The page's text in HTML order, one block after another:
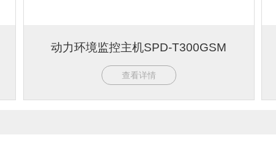
动力环境监控主机SPD-T300GSM
查看详情